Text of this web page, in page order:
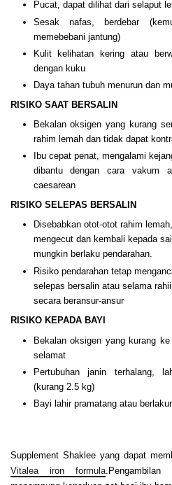
Pucat, dapat dilihat dari selaput
Sesak nafas, berdebar
memebebani jantung)
Kulit kelihatan kering atau
dengan kuku
Daya tahan tubuh menurun dan
RISIKO SAAT BERSALIN
Bekalan oksigen yang kurang
rahim lemah dan tidak dapat
Ibu cepat penat, mengalami
dibantu dengan cara vakum
caesarean
RISIKO SELEPAS BERSALIN
Disebabkan otot-otot rahim
mengecut dan kembali kepada
mungkin berlaku pendarahan.
Risiko pendarahan tetap
selepas bersalin atau selama
secara beransur-ansur
RISIKO KEPADA BAYI
Bekalan oksigen yang kurang
selamat
Pertubuhan janin terhalang,
(kurang 2.5 kg)
Bayi lahir pramatang atau
Supplement Shaklee yang dapat
Vitalea iron formula